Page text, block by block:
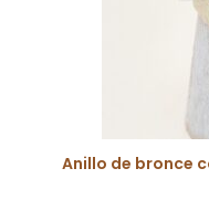
Anillo de bronce